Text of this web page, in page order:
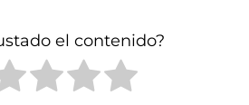
el contenido?